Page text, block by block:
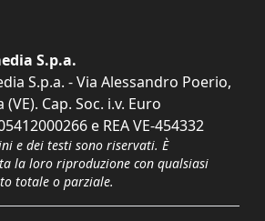
S.p.a.
S.p.a. - Via Alessandro Poerio,
Cap. Soc. i.v. Euro
e REA VE-454332
e dei testi sono riservati. È
la loro riproduzione con qualsiasi
totale o parziale.